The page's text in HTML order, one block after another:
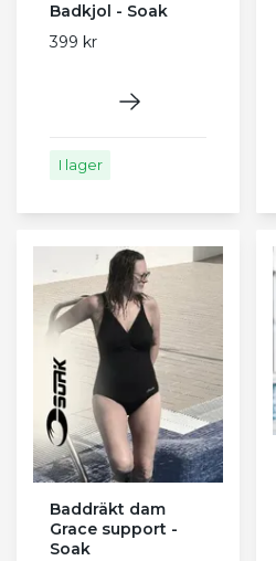
Badkjol - Soak
399 kr
I lager
Baddräkt dam
Grace support -
Soak